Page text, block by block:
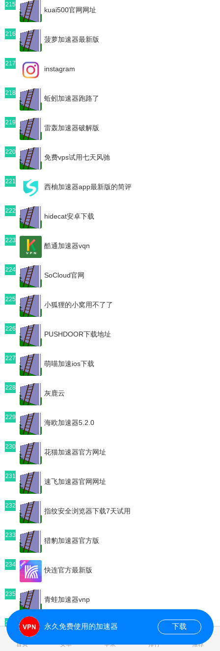
215
kuai500官网网址
216
菠萝加速器最新版
217
instagram
218
蚯蚓加速器跑路了
219
雷轰加速器破解版
220
免费vps试用七天风驰
221
西柚加速器app最新版的简评
222
hidecat安卓下载
223
酷通加速器vqn
224
SoCloud官网
225
小狐狸的小窝用不了了
226
PUSHDOOR下载地址
227
萌喵加速ios下载
228
灰鹿云
229
海欧加速器5.2.0
230
花猫加速器官方网址
231
速飞加速器官网网址
232
指纹安全浏览器下载7天试用
233
猎豹加速器官方版
234
快连官方最新版
235
青蛙加速器vnp
236
传送门加速器永久免费加速
首页 安卓 苹果 排行 推荐
永久免费使用的加速器 下载
0.088073s